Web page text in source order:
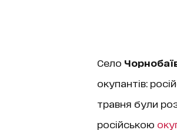
Село
окупантів:
травня були
російською